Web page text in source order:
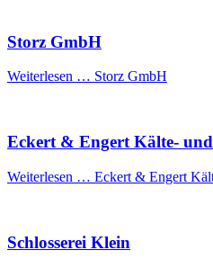
Storz GmbH
Weiterlesen … Storz GmbH
Eckert & Engert Kälte-
Weiterlesen … Eckert & Engert
Schlosserei Klein